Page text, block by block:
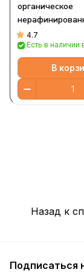
органическое
оливковое
качества,
перечный вкус,
(25,4 жидк.
4.7
Есть в
В
Назад к
Подписаться